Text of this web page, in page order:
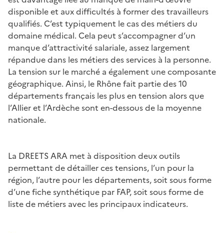
disponible et aux difficultés à former des travailleurs
qualifiés. C’est typiquement le cas des métiers du
domaine médical. Cela peut s’accompagner d’un
manque d’attractivité salariale, assez largement
répandue dans les métiers des services à la personne.
La tension sur le marché a également une composante
géographique. Ainsi, le Rhône fait partie des 10
départements français les plus en tension alors que
l’Allier et l’Ardèche sont en-dessous de la moyenne
nationale.
La DREETS ARA met à disposition deux outils
permettant de détailler ces tensions, l’un pour la
région, l’autre pour les départements, soit sous forme
d’une fiche synthétique par FAP, soit sous forme de
liste de métiers avec les principaux indicateurs.